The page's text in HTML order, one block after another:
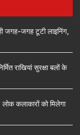
जगह-जगह टूटी लाइनिंग,
राखियां सुरक्षा बलों के
कलाकारों को मिलेगा